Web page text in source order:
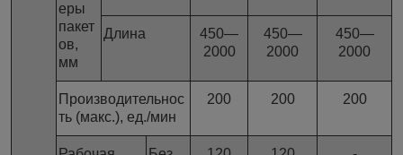
еры
пакет
ов,
мм
Длина
450—
2000
450—
2000
450—
2000
Производительнос
ть (макс.), ед./мин
200 200 200